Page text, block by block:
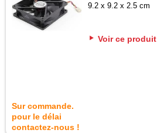
9.2 x 9.2 x 2.5 cm
Voir ce produit
Sur commande.
pour le délai
contactez-nous !